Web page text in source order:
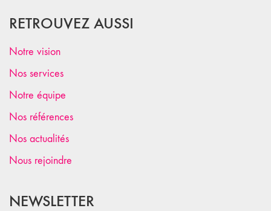
RETROUVEZ AUSSI
Notre vision
Nos services
Notre équipe
Nos références
Nos actualités
Nous rejoindre
NEWSLETTER